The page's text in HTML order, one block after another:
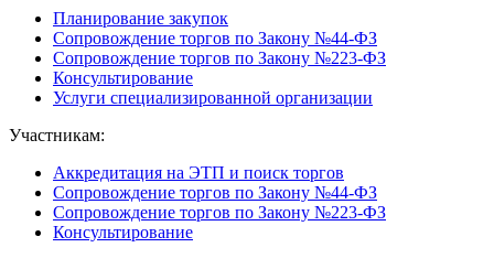
Планирование закупок
Сопровождение торгов по Закону №44-ФЗ
Сопровождение торгов по Закону №223-ФЗ
Консультирование
Услуги специализированной организации
Участникам:
Аккредитация на ЭТП и поиск торгов
Сопровождение торгов по Закону №44-ФЗ
Сопровождение торгов по Закону №223-ФЗ
Консультирование